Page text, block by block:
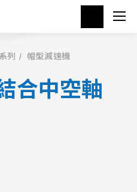
列 帽型減速機
合中空軸